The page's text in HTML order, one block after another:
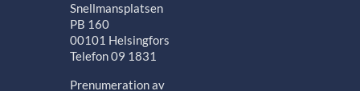
Snellmansplatsen
PB 160
00101 Helsingfors
Telefon 09 1831
Prenumeration av